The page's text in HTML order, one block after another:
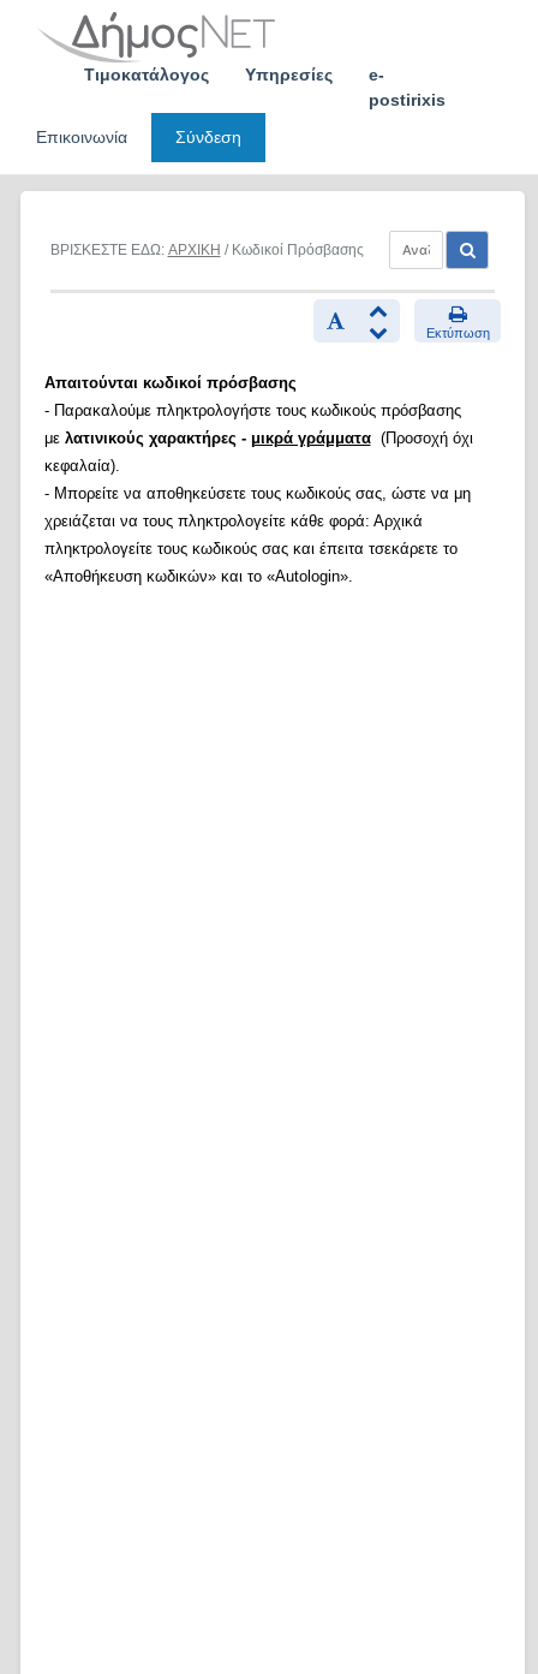
Τιμοκατάλογος Υπηρεσίες
e-
postirixis
Επικοινωνία
Σύνδεση
ΒΡΙΣΚΕΣΤΕ ΕΔΩ: ΑΡΧΙΚΗ / Κωδικοί Πρόσβασης
Εκτύπωση
Απαιτούνται κωδικοί πρόσβασης
- Παρακαλούμε πληκτρολογήστε τους κωδικούς πρόσβασης
με λατινικούς χαρακτήρες - μικρά γράμματα(Προσοχή όχι
κεφαλαία).
- Μπορείτε να αποθηκεύσετε τους κωδικούς σας, ώστε να μη
χρειάζεται να τους πληκτρολογείτε κάθε φορά: Αρχικά
πληκτρολογείτε τους κωδικούς σας και έπειτα τσεκάρετε το
«Αποθήκευση κωδικών» και το «Autologin».